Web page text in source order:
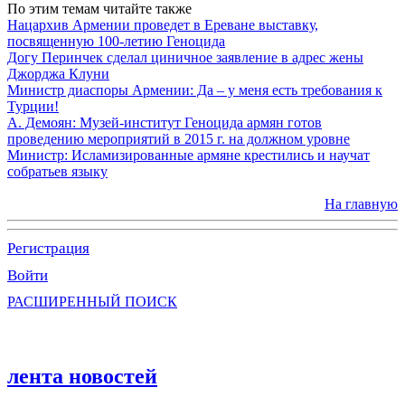
По этим темам читайте также
Нацархив Армении проведет в Ереване выставку,
посвященную 100-летию Геноцида
Догу Перинчек сделал циничное заявление в адрес жены
Джорджа Клуни
Министр диаспоры Армении: Да – у меня есть требования к
Турции!
А. Демоян: Музей-институт Геноцида армян готов
проведению мероприятий в 2015 г. на должном уровне
Министр: Исламизированные армяне крестились и научат
собратьев языку
На главную
Регистрация
Войти
РАСШИРЕННЫЙ ПОИСК
лента новостей